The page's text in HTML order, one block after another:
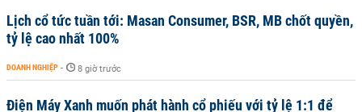
Lịch cổ tức tuần tới: Masan Consumer, BSR, MB chốt quyền,
tỷ lệ cao nhất 100%
DOANH NGHIỆP - 8 giờ trước
Điện Máy Xanh muốn phát hành cổ phiếu với tỷ lệ 1:1 để